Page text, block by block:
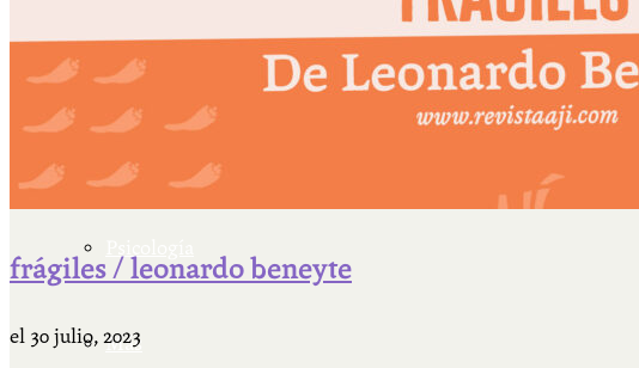
Literatura
Más
frágiles / leonardo beneyte
el 30 julio, 2023